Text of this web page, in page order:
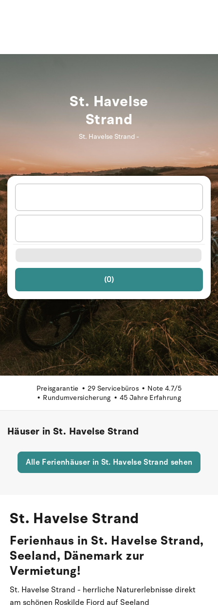
(0)
St. Havelse
Strand
St. Havelse Strand -
Preisgarantie 29 Servicebüros
Note 4.7/5
Rundumversicherung
45 Jahre Erfahrung
Häuser in St. Havelse Strand
Alle Ferienhäuser in St. Havelse Strand sehen
St. Havelse Strand
Ferienhaus in St. Havelse Strand,
Seeland, Dänemark zur
Vermietung!
St. Havelse Strand - herrliche Naturerlebnisse direkt
am schönen Roskilde Fjord auf Seeland